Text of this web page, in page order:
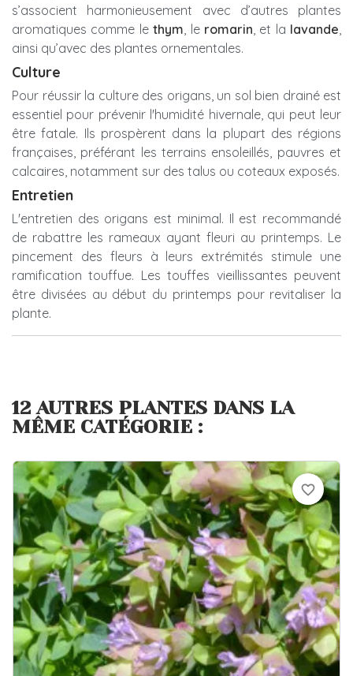
s’associent harmonieusement avec d’autres plantes
aromatiques comme lethym , le romarin , et la lavande
ainsi qu’avec des plantes ornementales.
Culture
Pour réussir la culture des origans, un sol bien drainé est
essentiel pour prévenir l'humidité hivernale, qui peut leur
être fatale. Ils prospèrent dans la plupart des régions
françaises, préférant les terrains ensoleillés, pauvres et
calcaires, notamment sur des talus ou coteaux exposés.
Entretien
L'entretien des origans est minimal. Il est recommandé
de rabattre les rameaux ayant fleuri au printemps. Le
pincement des fleurs à leurs extrémités stimule une
ramification touffue. Les touffes vieillissantes peuvent
être divisées au début du printemps pour revitaliser la
plante.
12 AUTRES PLANTES DANS LA
MÊME CATÉGORIE :
favorite_border